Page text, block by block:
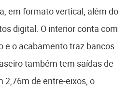
em formato vertical, além do
digital. O interior conta com
e o acabamento traz bancos
também tem saídas de
2,76m de entre-eixos, o